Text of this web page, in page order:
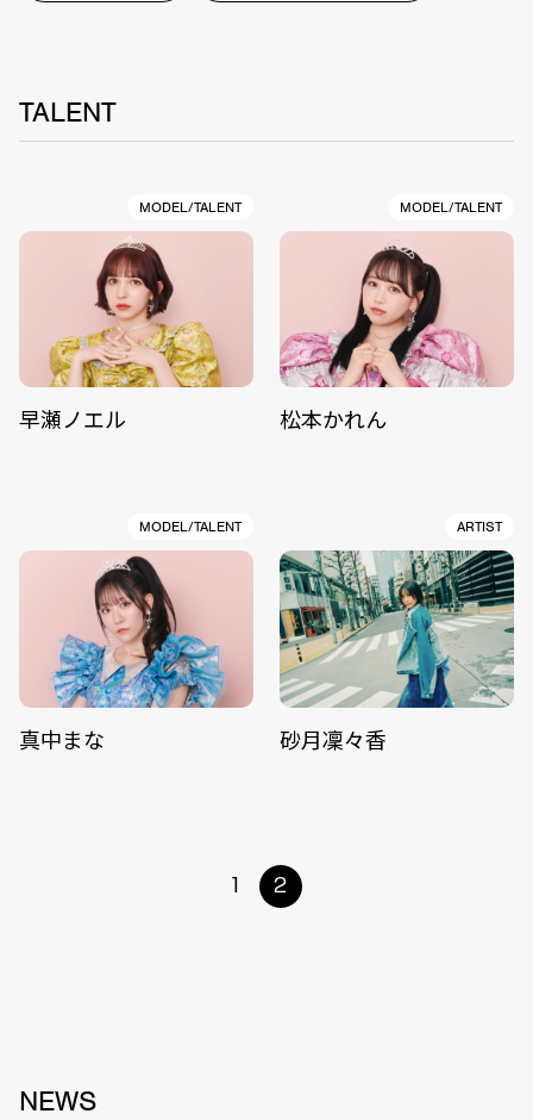
TALENT
MODEL/TALENT
早瀬ノエル
MODEL/TALENT
松本かれん
MODEL/TALENT
真中まな
ARTIST
砂月凜々香
1 2
NEWS